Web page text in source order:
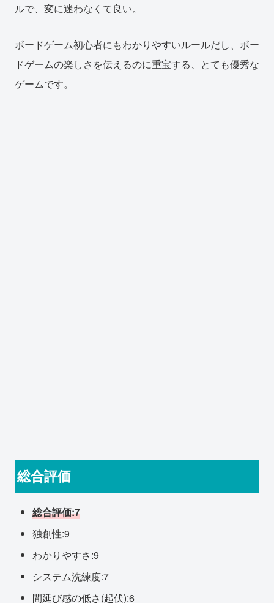
ルで、変に迷わなくて良い。
ボードゲーム初心者にもわかりやすいルールだし、ボー
ドゲームの楽しさを伝えるのに重宝する、とても優秀な
ゲームです。
総合評価
総合評価:7
独創性:9
わかりやすさ:9
システム洗練度:7
間延び感の低さ(起伏):6